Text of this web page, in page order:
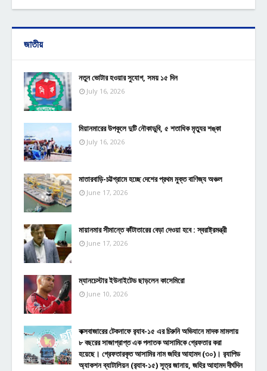
জাতীয়
নতুন ভোটার হওয়ার সুযোগ, সময় ১৫ দিন
July 16, 2026
মিয়ানমারের উপকূলে দুটি নৌকাডুবি, ৫ শতাধিক মৃত্যুর শঙ্কা
July 16, 2026
মাতারবাড়ি-চট্টগ্রামে হচ্ছে দেশের প্রথম মুক্ত বাণিজ্য অঞ্চল
June 17, 2026
মায়ানমার সীমান্তে কাঁটাতারের বেড়া দেওয়া হবে : স্বরাষ্ট্রমন্ত্রী
June 17, 2026
ম্যানচেস্টার ইউনাইটেড ছাড়লেন কাসেমিরো
June 10, 2026
কক্সবাজারের টেকনাফে র‌্যাব-১৫ এর চিরুনি অভিযানে মাদক মামলায়
৮ বছরের সাজাপ্রাপ্ত এক পলাতক আসামিকে গ্রেফতার করা
হয়েছে। গ্রেফতারকৃত আসামির নাম জহির আহামদ (৩০)। র‌্যাপিড
অ্যাকশন ব্যাটালিয়ন (র‌্যাব-১৫) সূত্র জানায়, জহির আহামদ দীর্ঘদিন